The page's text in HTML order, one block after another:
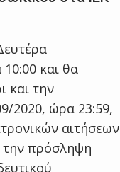
και θα
και την
2020, ώρα 23:59,
αιτήσεων
την πρόσληψη